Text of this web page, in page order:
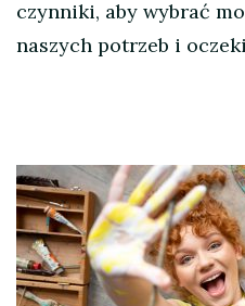
czynniki, aby wybrać
naszych potrzeb i
Nawigacja
wpisu